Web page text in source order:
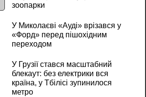
зоопарки
У Миколаєві «Ауді» врізався у
«Форд» перед пішохідним
переходом
У Грузії стався масштабний
блекаут: без електрики вся
країна, у Тбілісі зупинилося
метро